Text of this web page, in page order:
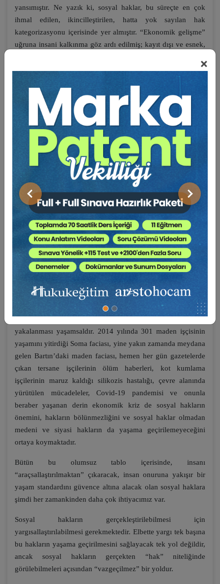
×
Önceki Sonraki
yansımıştır. Ne yazık ki, sosyal haklar, bu süreçte en çok
ihmal edilen, ikincilleştirilen, hatta yok sayılan hak
kategorizasyonu içerisinde yer almıştır. “Ekonomik gelişme”
uğruna insani kalkınma göz ardı edilmiş; kayıt dışı ve esnek,
işsizlik, eşitliğin salt şekli bir boyuta da indirgenmesi ile de
ihlallerine de
sebep olmuştur.
Küreselleşme olgusunun insan hakları ayağı bağlamında ise,
sosyal hakların yaşama geçirilmesi adına gittikçe artan
uluslararası yardım ve işbirliği ile “küresel sosyal haklar”
anlayışına duyulan ihtiyaç ortaya çıkmış, insan haklarının
bütünselliği ilkesinin ve ekonomide, sosyal politikalarda
ihmal edilen “insani kalkınma” kavramının önem kazanması
söz konusu olmuştur. Yine küreselleşme dalgası ve sosyo-
ekonomik yapıda meydana gelen değişiklik ile beliren “yeni
yoksulluk” ve “sosyal dışlanma” kavramları, bu kavramlara
yönelik yeni hak taleplerini ve yeni bir “sosyal devlet” ve
“sosyal haklar” anlayışı tartışmalarını gündeme getirmiş;
sosyal hakların ulusal ve uluslararası korunması, geliştirilmesi
ayrı bir önem kazanmıştır.
gelişmekte olan Türkiye gibi toplumlarda eşitlik ilkesi
doğrultusunda sosyal içerme amacına hizmet eden “hak”
temelli bir sosyal devlet ve sosyal haklar anlayışının
yakalanması yaşamsaldır. 2014 yılında 301 maden işçisinin
yaşamını yitirdiği Soma faciası, yine yakın zamanda meydana
gelen Bartın’daki maden faciası, hemen her gün gazetelerde
çıkan tersane işçilerinin ölüm haberleri, kot kumlama
işçilerinin maruz kaldığı silikozis hastalığı, çevre alanında
yürütülen mücadeleler, Covid-19 pandemisi ve onunla
beraber yaşanan derin ekonomik kriz de sosyal hakların
önemini, hakların bölünmezliğini ve sosyal haklar olmadan
medeni ve siyasi hakların da yaşama geçirilemeyeceğini
ortaya koymaktadır.
Bütün bu olumsuz tablo içerisinde, insanı
“araçsallaştırılmaktan” çıkaracak, insan onuruna yakışır bir
yaşam standardını güvence altına alacak olan sosyal haklara
şimdi her zamankinden daha çok ihtiyacımız var.
Sosyal hakların gerçekleştirilebilmesi için
yargısallaştırılabilmesi gerekmektedir. Elbette yargı tek başına
bu hakların yaşama geçirilmesini sağlayacak tek yol değildir,
ancak sosyal hakların gerçekten “hak” niteliğinde
görülebilmeleri açısından “vazgeçilmez” bir yoldur.